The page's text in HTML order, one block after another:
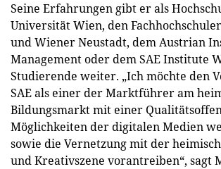
Seine Erfahrungen gibt er als
Universität Wien, den
und Wiener Neustadt, dem Austrian
Management oder dem SAE Institute
Studierende weiter. „Ich möchte den
SAE als einer der Marktführer am
Bildungsmarkt mit einer
Möglichkeiten der digitalen Medien
sowie die Vernetzung mit der
und Kreativszene vorantreiben“, sagt